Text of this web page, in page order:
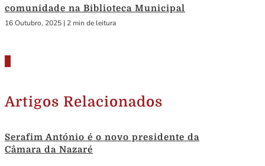
comunidade na Biblioteca Municipal
16 Outubro, 2025 | 2 min de leitura
Artigos Relacionados
Serafim António é o novo presidente da
Câmara da Nazaré